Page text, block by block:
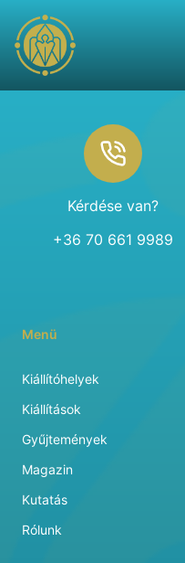
Kérdése van?
+36 70 661 9989
Menü
Kiállítóhelyek
Kiállítások
Gyűjtemények
Magazin
Kutatás
Rólunk